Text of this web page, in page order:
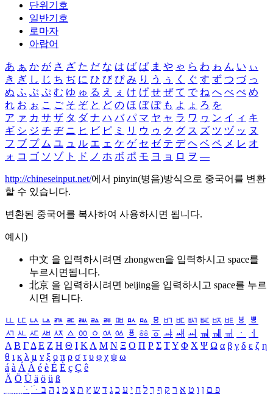
단위기호
일반기호
로마자
아랍어
あ ぁ か が さ ざ た だ な は ば ぱ ま や ゃ ら わ ゎ ん い ぃ
き ぎ し じ ち ぢ に ひ び ぴ み り う ぅ く ぐ す ず つ づ っ
ぬ ふ ぶ ぷ む ゆ ゅ る え ぇ け げ せ ぜ て で ね へ べ ぺ め
れ お ぉ こ ご そ ぞ と ど の ほ ぼ ぽ も よ ょ ろ を
ア ァ カ サ ザ タ ダ ナ ハ バ パ マ ヤ ャ ラ ワ ヮ ン イ ィ キ
ギ シ ジ チ ヂ ニ ヒ ビ ピ ミ リ ウ ゥ ク グ ス ズ ツ ヅ ッ ヌ
フ ブ プ ム ユ ュ ル エ ェ ケ ゲ セ ゼ テ デ ヘ ベ ペ メ レ オ
ォ コ ゴ ソ ゾ ト ド ノ ホ ボ ポ モ ヨ ョ ロ ヲ ―
http://chineseinput.net/에서 pinyin(병음)방식으로 중국어를 변환
할 수 있습니다.
변환된 중국어를 복사하여 사용하시면 됩니다.
예시)
中文 을 입력하시려면 zhongwen을 입력하시고 space를
누르시면됩니다.
北京 을 입력하시려면 beijing을 입력하시고 space를 누르
시면 됩니다.
ㅥ ㅦ ㅧ ㅨ ㅩ ㅪ ㅫ ㅬ ㅭ ㅮ ㅯ ㅰ ㅱ ㅲ ㅳ ㅴ ㅵ ㅶ ㅷ ㅸ
ㅹ
ㅺ ㅻ ㅼ ㅽ ㅾ ㅿ ㆀ ㆁ ㆂ ㆃ ㆄ ㆅ ㆆ ㆇ ㆈ ㆉ ㆊ ㆋ ㆌ ㆍ
ㆎ
Α Β ΓΔ Ε Ζ Η Θ Ι ΚΛ Μ Ν Ξ Ο Π Ρ Σ ΤΥ Φ Χ Ψ Ω α β γ δ ε ζ η
θ ι κ λ μ ν ξ ο π ρ σ τ υ φ χ ψ ω
á à Á À é è É È ç Ç ê
Ä Ö Ü ä ö ü ß
ִֶֹ ֻּ ׁׂ פ ם ן ו ט א ר ק ף ך ל ח י ע כ ג ד ש ץ ת צ מ נ ה ב